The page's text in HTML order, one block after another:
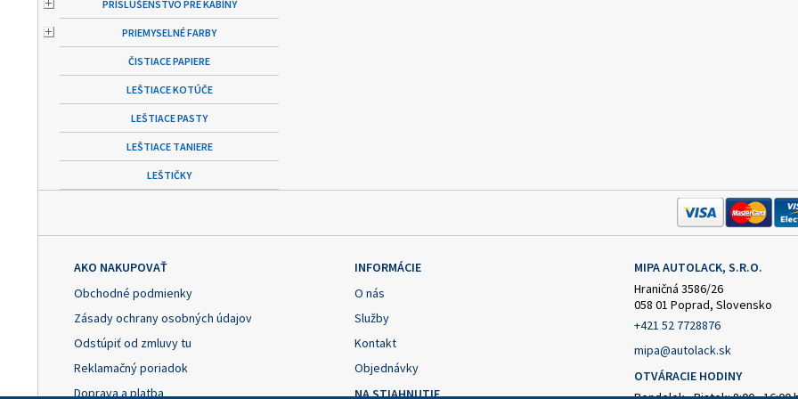
PRÍSLUŠENSTVO PRE KABÍNY
PRIEMYSELNÉ FARBY
ČISTIACE PAPIERE
LEŠTIACE KOTÚČE
LEŠTIACE PASTY
LEŠTIACE TANIERE
LEŠTIČKY
AKO NAKUPOVAŤ
Obchodné podmienky
Zásady ochrany osobných údajov
Odstúpiť od zmluvy tu
Reklamačný poriadok
Doprava a platba
INFORMÁCIE
O nás
Služby
Kontakt
Objednávky
NA STIAHNUTIE
MIPA AUTOLACK, S.R.O.
Hraničná 3586/26
058 01 Poprad, Slovensko
+421 52 7728876
mipa@autolack.sk
OTVÁRACIE HODINY